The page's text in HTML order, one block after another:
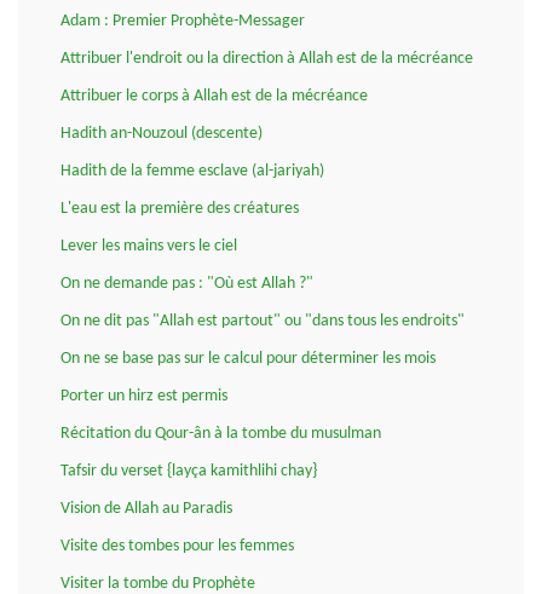
Adam : Premier Prophète-Messager
Attribuer l'endroit ou la direction à Allah est de la mécréance
Attribuer le corps à Allah est de la mécréance
Hadith an-Nouzoul (descente)
Hadith de la femme esclave (al-jariyah)
L'eau est la première des créatures
Lever les mains vers le ciel
On ne demande pas : "Où est Allah ?"
On ne dit pas "Allah est partout" ou "dans tous les endroits"
On ne se base pas sur le calcul pour déterminer les mois
Porter un hirz est permis
Récitation du Qour-ân à la tombe du musulman
Tafsir du verset {layça kamithlihi chay}
Vision de Allah au Paradis
Visite des tombes pour les femmes
Visiter la tombe du Prophète